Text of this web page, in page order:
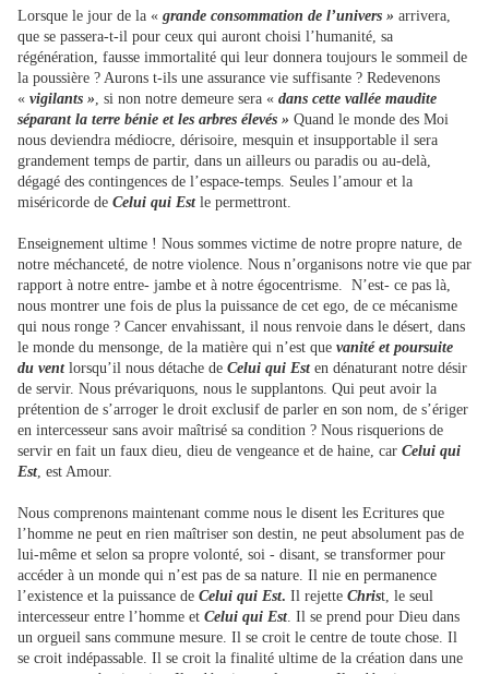
Lorsque le jour de la « grande consommation de l’univers » arrivera,
que se passera-t-il pour ceux qui auront choisi l’humanité, sa
régénération, fausse immortalité qui leur donnera toujours le sommeil de
la poussière ? Aurons t-ils une assurance vie suffisante ? Redevenons
« vigilants » , si non notre demeure sera « dans cette vallée maudite
séparant la terre bénie et les arbres élevés » Quand le monde des Moi
nous deviendra médiocre, dérisoire, mesquin et insupportable il sera
grandement temps de partir, dans un ailleurs ou paradis ou au-delà,
dégagé des contingences de l’espace-temps. Seules l’amour et la
miséricorde de Celui qui Estle permettront.
Enseignement ultime ! Nous sommes victime de notre propre nature, de
notre méchanceté, de notre violence. Nous n’organisons notre vie que par
rapport à notre entre- jambe et à notre égocentrisme. N’est- ce pas là,
nous montrer une fois de plus la puissance de cet ego, de ce mécanisme
qui nous ronge ? Cancer envahissant, il nous renvoie dans le désert, dans
le monde du mensonge, de la matière qui n’est que vanité et poursuite
du vent lorsqu’il nous détache de Celui qui Esten dénaturant notre désir
de servir. Nous prévariquons, nous le supplantons. Qui peut avoir la
prétention de s’arroger le droit exclusif de parler en son nom, de s’ériger
en intercesseur sans avoir maîtrisé sa condition ? Nous risquerions de
servir en fait un faux dieu, dieu de vengeance et de haine, car Celui qui
Est, est Amour.
Nous comprenons maintenant comme nous le disent les Ecritures que
l’homme ne peut en rien maîtriser son destin, ne peut absolument pas de
lui-même et selon sa propre volonté, soi - disant, se transformer pour
accéder à un monde qui n’est pas de sa nature. Il nie en permanence
l’existence et la puissance de Celui qui Est. Il rejette Christ, le seul
intercesseur entre l’homme et Celui qui Est. Il se prend pour Dieu dans
un orgueil sans commune mesure. Il se croit le centre de toute chose. Il
se croit indépassable. Il se croit la finalité ultime de la création dans une